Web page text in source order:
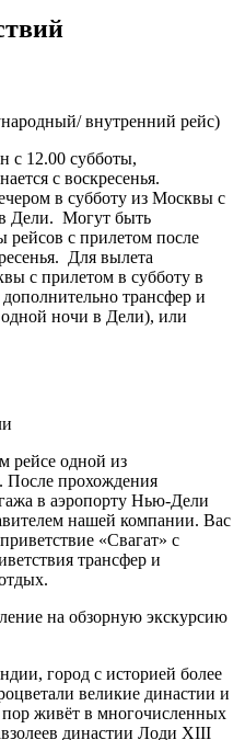
внутренний рейс)
с 12.00 субботы,
с воскресенья.
в субботу из Москвы с
в Дели. Могут быть
рейсов с прилетом после
Для вылета
с прилетом в субботу в
трансфер и
одной ночи в Дели), или
рейсе одной из
После прохождения
в аэропорту Нью-Дели
нашей компании. Вас
«Свагат» с
трансфер и
на обзорную экскурсию
город с историей более
великие династии и
живёт в многочисленных
династии Лоди XIII